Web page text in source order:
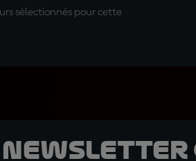
sélectionnés pour cette